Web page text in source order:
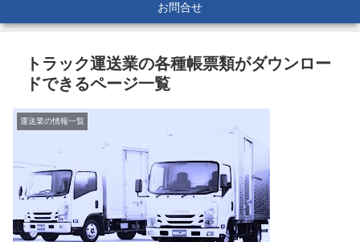
お問合せ
トラック運送業の各種帳票類がダウンロー
ドできるページ一覧
運送業の情報一覧